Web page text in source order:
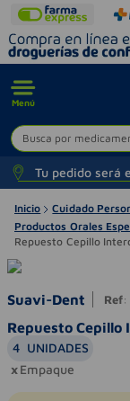
Menú
Busca por
Tu pedido será
Inicio Cuidado
Productos Orales
Repuesto Cepillo
Suavi-Dent Ref:
Repuesto
4 UNIDADES
Empaque